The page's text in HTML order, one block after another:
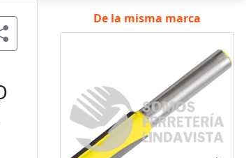
De la misma marca